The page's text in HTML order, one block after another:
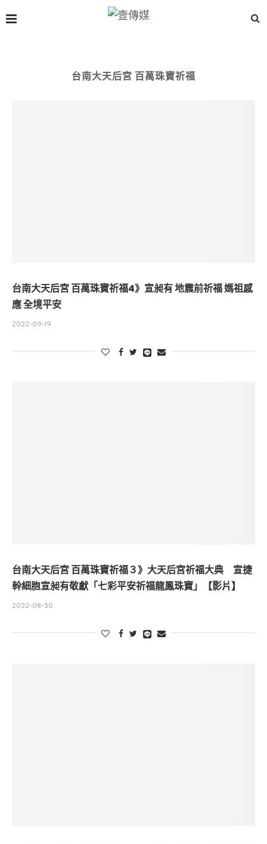
台南大天后宮 百萬珠寶祈福
台南大天后宮 百萬珠寶祈福4》宣昶有 地震前祈福 媽祖感
應 全境平安
2022-09-19
台南大天后宮 百萬珠寶祈福３》大天后宮祈福大典 宣捷
幹細胞宣昶有敬獻「七彩平安祈福龍鳳珠寶」【影片】
2022-08-30